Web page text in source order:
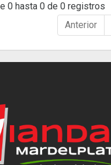
0 hasta 0 de 0 registros
Anterior